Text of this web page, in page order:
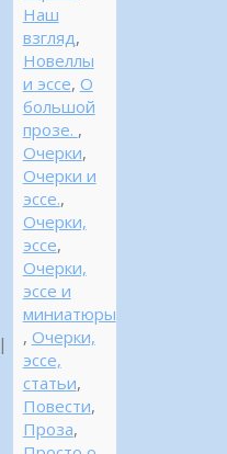
Наш
взгляд,
Новеллы
и эссе, О
большой
прозе. ,
Очерки,
Очерки и
эссе.,
Очерки,
эссе,
Очерки,
эссе и
миниатюры
, Очерки,
эссе,
статьи,
Повести,
Проза,
|